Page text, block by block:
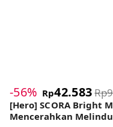
-56% Rp42.583
[Hero] SCORA Bright
Mencerahkan